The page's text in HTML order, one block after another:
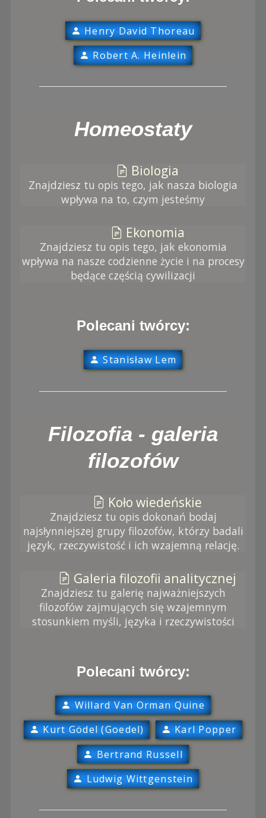
Henry David Thoreau
Robert A. Heinlein
Homeostaty
Biologia
Znajdziesz tu opis tego, jak nasza biologia
wpływa na to, czym jesteśmy
Ekonomia
Znajdziesz tu opis tego, jak ekonomia
wpływa na nasze codzienne życie i na procesy
będące częścią cywilizacji
Polecani twórcy:
Stanisław Lem
Filozofia - galeria
filozofów
Koło wiedeńskie
Znajdziesz tu opis dokonań bodaj
najsłynniejszej grupy filozofów, którzy badali
język, rzeczywistość i ich wzajemną relację.
Galeria filozofii analitycznej
Znajdziesz tu galerię najważniejszych
filozofów zajmujących się wzajemnym
stosunkiem myśli, języka i rzeczywistości
Polecani twórcy:
Willard Van Orman Quine
Kurt Gödel (Goedel)
Karl Popper
Bertrand Russell
Ludwig Wittgenstein